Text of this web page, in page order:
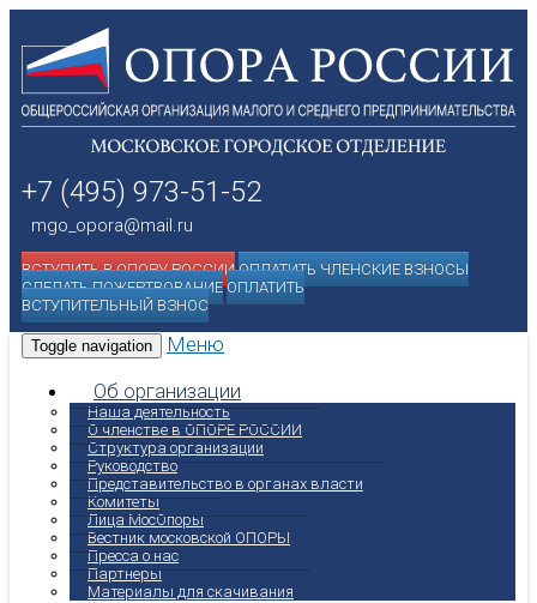
+7 (495) 973-51-52
mgo_opora@mail.ru
ВСТУПИТЬ В ОПОРУ РОССИИ ОПЛАТИТЬ ЧЛЕНСКИЕ ВЗНОСЫ
СДЕЛАТЬ ПОЖЕРТВОВАНИЕ ОПЛАТИТЬ
ВСТУПИТЕЛЬНЫЙ ВЗНОС
Toggle navigation
Меню
Об организации
Наша деятельность
О членстве в ОПОРЕ РОССИИ
Структура организации
Руководство
Представительство в органах власти
Комитеты
Лица МосОпоры
Вестник московской ОПОРЫ
Пресса о нас
Партнеры
Материалы для скачивания